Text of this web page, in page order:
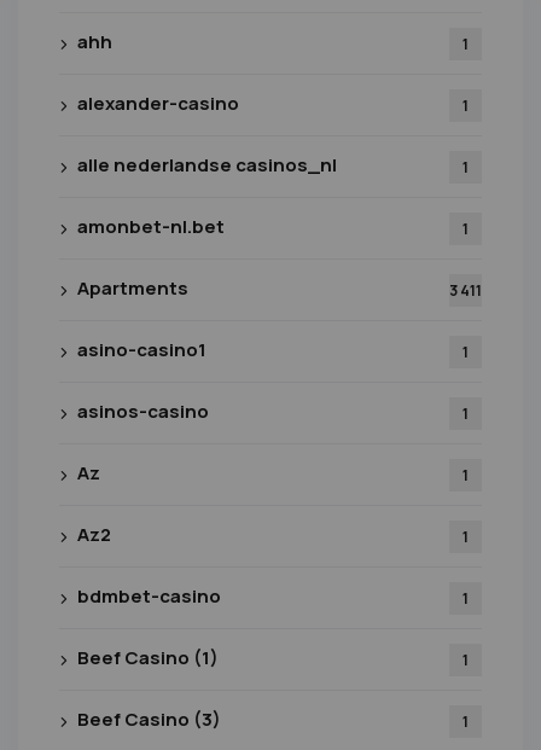
ahh 1
alexander-casino 1
alle nederlandse casinos_nl 1
amonbet-nl.bet 1
Apartments 3 411
asino-casino1 1
asinos-casino 1
Az 1
Az2 1
bdmbet-casino 1
Beef Casino (1) 1
Beef Casino (3) 1